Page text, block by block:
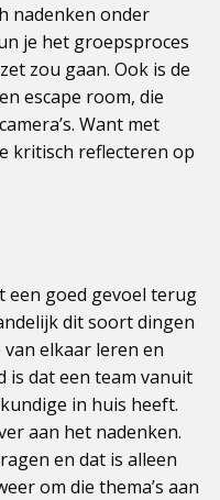
nadenken onder
je het groepsproces
zou gaan. Ook is de
escape room, die
Want met
kritisch reflecteren op
een goed gevoel terug
dit soort dingen
elkaar leren en
is dat een team vanuit
in huis heeft.
aan het nadenken.
en dat is alleen
om die thema’s aan